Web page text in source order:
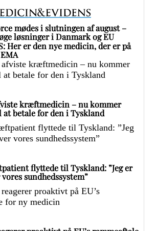
mødes i slutningen af august –
løsninger i Danmark og EU
Her er den nye medicin, der er på
kræftmedicin – nu kommer
betale for den i Tyskland
flyttede til Tyskland: ”Jeg er
sundhedssystem”